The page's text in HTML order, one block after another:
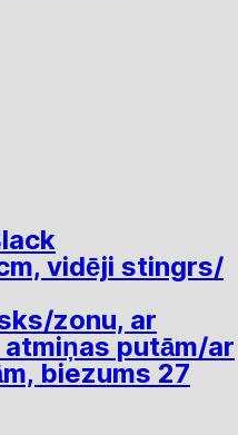
vidēji stingrs/
zonu, ar
putām/ar
biezums 27